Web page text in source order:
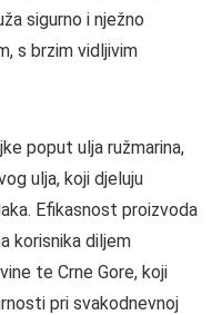
sigurno i nježno
s brzim vidljivim
poput ulja ružmarina,
ulja, koji djeluju
Efikasnost proizvoda
korisnika diljem
te Crne Gore, koji
pri svakodnevnoj